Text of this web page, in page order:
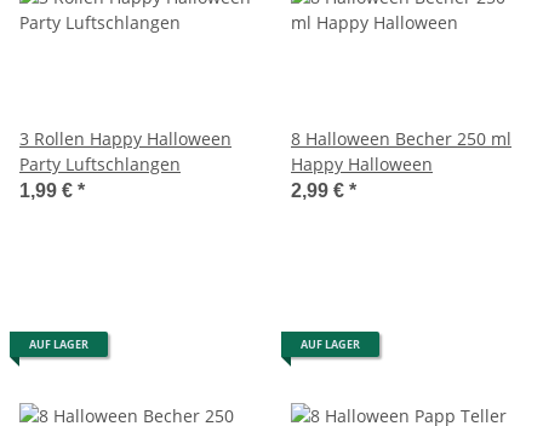
3 Rollen Happy Halloween
Party Luftschlangen
1,99 € *
8 Halloween Becher 250 ml
Happy Halloween
2,99 € *
AUF LAGER AUF LAGER